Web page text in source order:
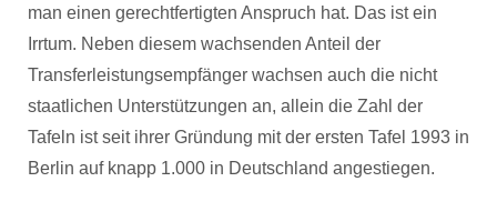
man einen gerechtfertigten Anspruch hat. Das ist ein
Irrtum. Neben diesem wachsenden Anteil der
Transferleistungsempfänger wachsen auch die nicht
staatlichen Unterstützungen an, allein die Zahl der
Tafeln ist seit ihrer Gründung mit der ersten Tafel 1993 in
Berlin auf knapp 1.000 in Deutschland angestiegen.